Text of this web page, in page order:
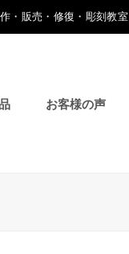
・販売・修復・彫刻教室
お客様の声